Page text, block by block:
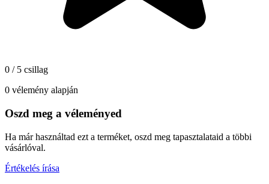
0 / 5 csillag
0 vélemény alapján
Oszd meg a véleményed
Ha már használtad ezt a terméket, oszd meg tapasztalataid a többi
vásárlóval.
Értékelés írása